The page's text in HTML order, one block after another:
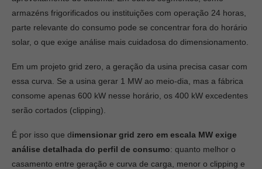
armazéns frigorificados ou instituições com operação 24 horas,
parte relevante do consumo pode se concentrar fora do horário
solar, o que exige análise mais cuidadosa do dimensionamento.
Em um projeto grid zero, a geração da usina precisa casar com
essa curva. Se a usina gerar 1 MW ao meio-dia, mas a fábrica
consome apenas 600 kW nesse horário, os 400 kW excedentes
serão cortados (clipping).
É por isso que dimensionar grid zero em escala MW exige
análise detalhada do perfil de consumo: quanto melhor o
casamento entre geração e curva de carga, menor o clipping e